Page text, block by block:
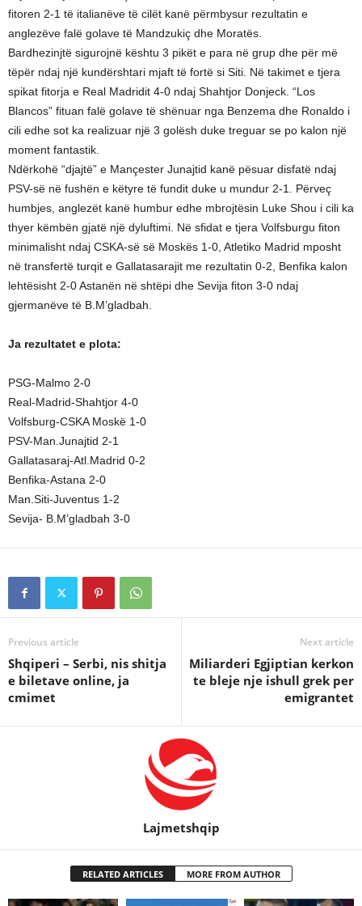
fitoren 2-1 të italianëve të cilët kanë përmbysur rezultatin e
anglezëve falë golave të Mandzukiç dhe Moratës.
Bardhezinjtë sigurojnë kështu 3 pikët e para në grup dhe për më
tëpër ndaj një kundërshtari mjaft të fortë si Siti. Në takimet e tjera
spikat fitorja e Real Madridit 4-0 ndaj Shahtjor Donjeck. “Los
Blancos” fituan falë golave të shënuar nga Benzema dhe Ronaldo i
cili edhe sot ka realizuar një 3 golësh duke treguar se po kalon një
moment fantastik.
Ndërkohë “djajtë” e Mançester Junajtid kanë pësuar disfatë ndaj
PSV-së në fushën e këtyre të fundit duke u mundur 2-1. Përveç
humbjes, anglezët kanë humbur edhe mbrojtësin Luke Shou i cili ka
thyer këmbën gjatë një dyluftimi. Në sfidat e tjera Volfsburgu fiton
minimalisht ndaj CSKA-së së Moskës 1-0, Atletiko Madrid mposht
në transfertë turqit e Gallatasarajit me rezultatin 0-2, Benfika kalon
lehtësisht 2-0 Astanën në shtëpi dhe Sevija fiton 3-0 ndaj
gjermanëve të B.M’gladbah.
Ja rezultatet e plota:
PSG-Malmo 2-0
Real-Madrid-Shahtjor 4-0
Volfsburg-CSKA Moskë 1-0
PSV-Man.Junajtid 2-1
Gallatasaraj-Atl.Madrid 0-2
Benfika-Astana 2-0
Man.Siti-Juventus 1-2
Sevija- B.M’gladbah 3-0
Previous article
Shqiperi – Serbi, nis shitja
e biletave online, ja
cmimet
Next article
Miliarderi Egjiptian kerkon
te bleje nje ishull grek per
emigrantet
Lajmetshqip
RELATED ARTICLES MORE FROM AUTHOR